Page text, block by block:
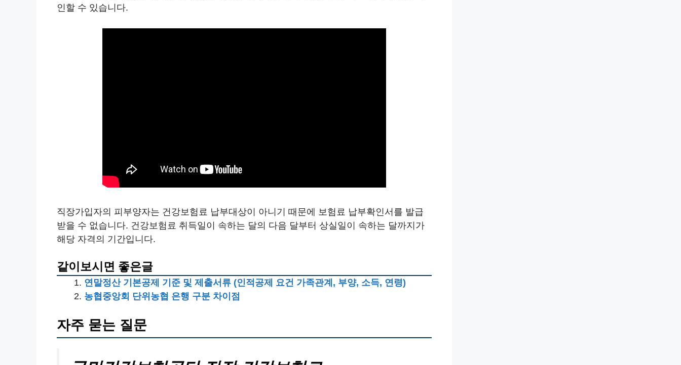
인할 수 있습니다.
직장가입자의 피부양자는 건강보험료 납부대상이 아니기 때문에 보험료 납부확인서를 발급
받을 수 없습니다. 건강보험료 취득일이 속하는 달의 다음 달부터 상실일이 속하는 달까지가
해당 자격의 기간입니다.
같이보시면 좋은글
연말정산 기본공제 기준 및 제출서류 (인적공제 요건 가족관계, 부양, 소득, 연령)
농협중앙회 단위농협 은행 구분 차이점
자주 묻는 질문